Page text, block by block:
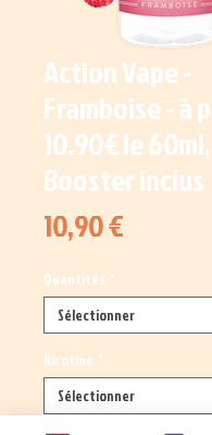
Action Vape -
Framboise - à
10.90€ le 60ml,
Booster inclus
10,90 €Prix
Quantités *
Nicotine *